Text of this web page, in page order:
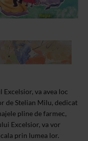
va avea loc
de Stelian Milu, dedicat
pline de farmec,
Excelsior, va vor
prin lumea lor.